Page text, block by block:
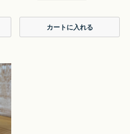
カートに入れる